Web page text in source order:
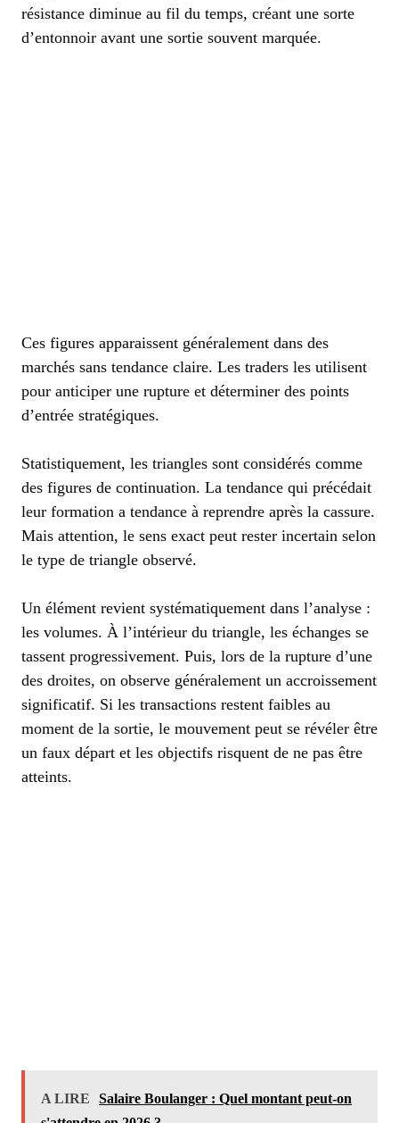
résistance diminue au fil du temps, créant une sorte
d’entonnoir avant une sortie souvent marquée.
Ces figures apparaissent généralement dans des
marchés sans tendance claire. Les traders les utilisent
pour anticiper une rupture et déterminer des points
d’entrée stratégiques.
Statistiquement, les triangles sont considérés comme
des figures de continuation. La tendance qui précédait
leur formation a tendance à reprendre après la cassure.
Mais attention, le sens exact peut rester incertain selon
le type de triangle observé.
Un élément revient systématiquement dans l’analyse :
les volumes. À l’intérieur du triangle, les échanges se
tassent progressivement. Puis, lors de la rupture d’une
des droites, on observe généralement un accroissement
significatif. Si les transactions restent faibles au
moment de la sortie, le mouvement peut se révéler être
un faux départ et les objectifs risquent de ne pas être
atteints.
A LIRE
Salaire Boulanger : Quel montant peut-on